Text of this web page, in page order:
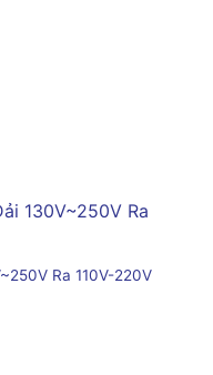
Ra 110V-220V